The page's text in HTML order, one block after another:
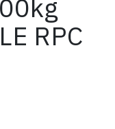
RPC